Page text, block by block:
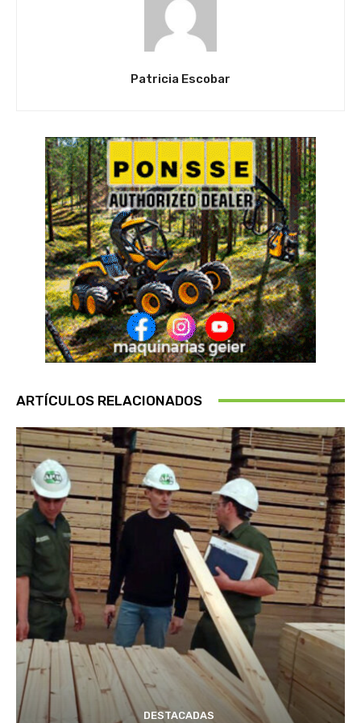
Patricia Escobar
ARTÍCULOS RELACIONADOS
DESTACADAS